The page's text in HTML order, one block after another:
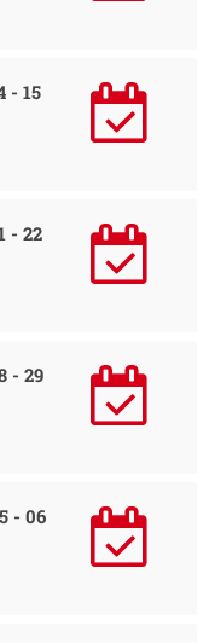
- 15
- 22
- 29
- 06